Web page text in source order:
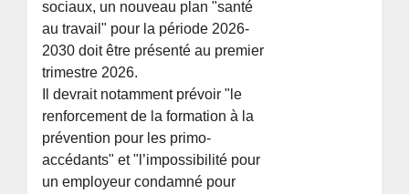
sociaux, un nouveau plan "santé
au travail" pour la période 2026-
2030 doit être présenté au premier
trimestre 2026.
Il devrait notamment prévoir "le
renforcement de la formation à la
prévention pour les primo-
accédants" et "l’impossibilité pour
un employeur condamné pour